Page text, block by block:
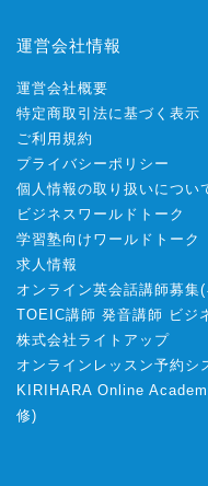
運営会社情報
運営会社概要
特定商取引法に基づく表示
ご利用規約
プライバシーポリシー
個人情報の取り扱いについ
ビジネスワールドトーク
学習塾向けワールドトーク
求人情報
オンライン英会話講師募集(
TOEIC講師 発音講師 ビジ
株式会社ライトアップ
オンラインレッスン予約シ
KIRIHARA Online
修)